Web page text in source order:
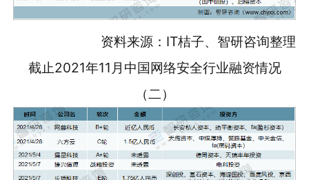
资料来源：IT桔子、智研咨询整理
截止2021年11月中国网络安全行业融资情况
（二）